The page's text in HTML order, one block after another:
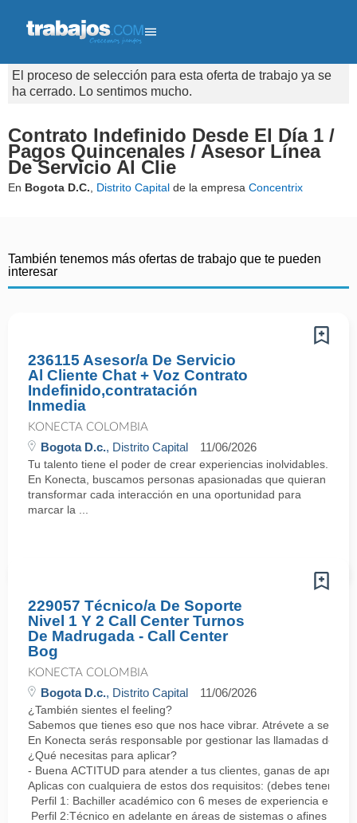
El proceso de selección para esta oferta de trabajo ya se
ha cerrado. Lo sentimos mucho.
Contrato Indefinido Desde El Día 1 /
Pagos Quincenales / Asesor Línea
De Servicio Al Clie
En Bogota D.C. Distrito Capital de la empresa Concentrix
También tenemos más ofertas de trabajo que te pueden
interesar
236115 Asesor/a De Servicio
Al Cliente Chat + Voz Contrato
Indefinido,contratación
Inmedia
KONECTA COLOMBIA
Bogota D.c., Distrito Capital 11/06/2026
Tu talento tiene el poder de crear experiencias inolvidables.
En Konecta, buscamos personas apasionadas que quieran
transformar cada interacción en una oportunidad para
marcar la ...
229057 Técnico/a De Soporte
Nivel 1 Y 2 Call Center Turnos
De Madrugada - Call Center
Bog
KONECTA COLOMBIA
Bogota D.c., Distrito Capital 11/06/2026
¿También sientes el feeling?
Sabemos que tienes eso que nos hace vibrar. Atrévete a ser
En Konecta serás responsable por gestionar las llamadas de
¿Qué necesitas para aplicar?
- Buena ACTITUD para atender a tus clientes, ganas de
Aplicas con cualquiera de estos dos requisitos: (debes tener
Perfil 1: Bachiller académico con 6 meses de experiencia en
Perfil 2:Técnico en adelante en áreas de sistemas o afines